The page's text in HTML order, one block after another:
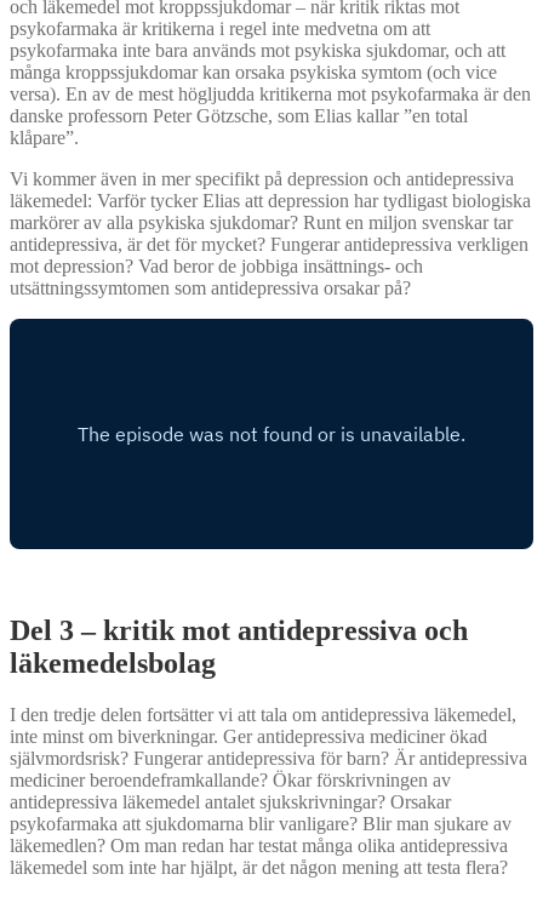
och läkemedel mot kroppssjukdomar – när kritik riktas mot
psykofarmaka är kritikerna i regel inte medvetna om att
psykofarmaka inte bara används mot psykiska sjukdomar, och att
många kroppssjukdomar kan orsaka psykiska symtom (och vice
versa). En av de mest högljudda kritikerna mot psykofarmaka är den
danske professorn Peter Götzsche, som Elias kallar ”en total
klåpare”.
Vi kommer även in mer specifikt på depression och antidepressiva
läkemedel: Varför tycker Elias att depression har tydligast biologiska
markörer av alla psykiska sjukdomar? Runt en miljon svenskar tar
antidepressiva, är det för mycket? Fungerar antidepressiva verkligen
mot depression? Vad beror de jobbiga insättnings- och
utsättningssymtomen som antidepressiva orsakar på?
Del 3 – kritik mot antidepressiva och
läkemedelsbolag
I den tredje delen fortsätter vi att tala om antidepressiva läkemedel,
inte minst om biverkningar. Ger antidepressiva mediciner ökad
självmordsrisk? Fungerar antidepressiva för barn? Är antidepressiva
mediciner beroendeframkallande? Ökar förskrivningen av
antidepressiva läkemedel antalet sjukskrivningar? Orsakar
psykofarmaka att sjukdomarna blir vanligare? Blir man sjukare av
läkemedlen? Om man redan har testat många olika antidepressiva
läkemedel som inte har hjälpt, är det någon mening att testa flera?